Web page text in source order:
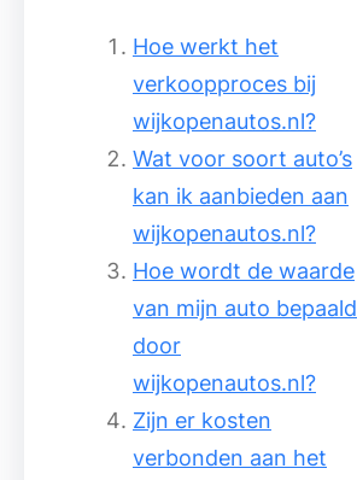
Hoe werkt het
verkoopproces bij
wijkopenautos.nl?
Wat voor soort auto’s
kan ik aanbieden aan
wijkopenautos.nl?
Hoe wordt de waarde
van mijn auto bepaald
door
wijkopenautos.nl?
Zijn er kosten
verbonden aan het